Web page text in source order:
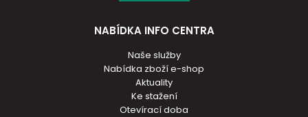
NABÍDKA INFO CENTRA
Naše služby
Nabídka zboží e-shop
Aktuality
Ke stažení
Otevírací doba